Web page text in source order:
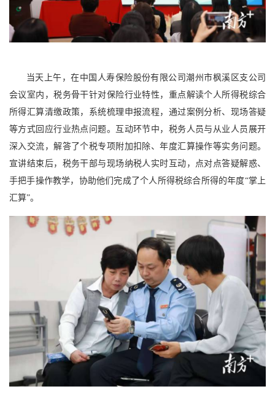
当天上午，在中国人寿保险股份有限公司潮州市枫溪区支公司
会议室内，税务骨干针对保险行业特性，重点解读个人所得税综合
所得汇算清缴政策，系统梳理申报流程，通过案例分析、现场答疑
等方式回应行业热点问题。互动环节中，税务人员与从业人员展开
深入交流，解答了个税专项附加扣除、年度汇算操作等实务问题。
宣讲结束后，税务干部与现场纳税人实时互动，点对点答疑解惑、
手把手操作教学，协助他们完成了个人所得税综合所得的年度“掌上
汇算”。